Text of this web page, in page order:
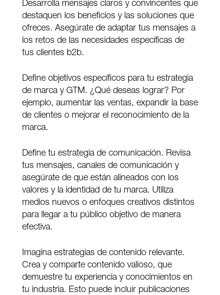
Desarrolla mensajes claros y convincentes que
destaquen los beneficios y las soluciones que
ofreces. Asegúrate de adaptar tus mensajes a
los retos de las necesidades específicas de
tus clientes b2b.
Define objetivos específicos para tu estrategia
de marca y GTM. ¿Qué deseas lograr? Por
ejemplo, aumentar las ventas, expandir la base
de clientes o mejorar el reconocimiento de la
marca.
Define tu estrategia de comunicación. Revisa
tus mensajes, canales de comunicación y
asegúrate de que están alineados con los
valores y la identidad de tu marca. Utiliza
medios nuevos o enfoques creativos distintos
para llegar a tu público objetivo de manera
efectiva.
Imagina estrategias de contenido relevante.
Crea y comparte contenido valioso, que
demuestre tu experiencia y conocimientos en
tu industria. Esto puede incluir publicaciones